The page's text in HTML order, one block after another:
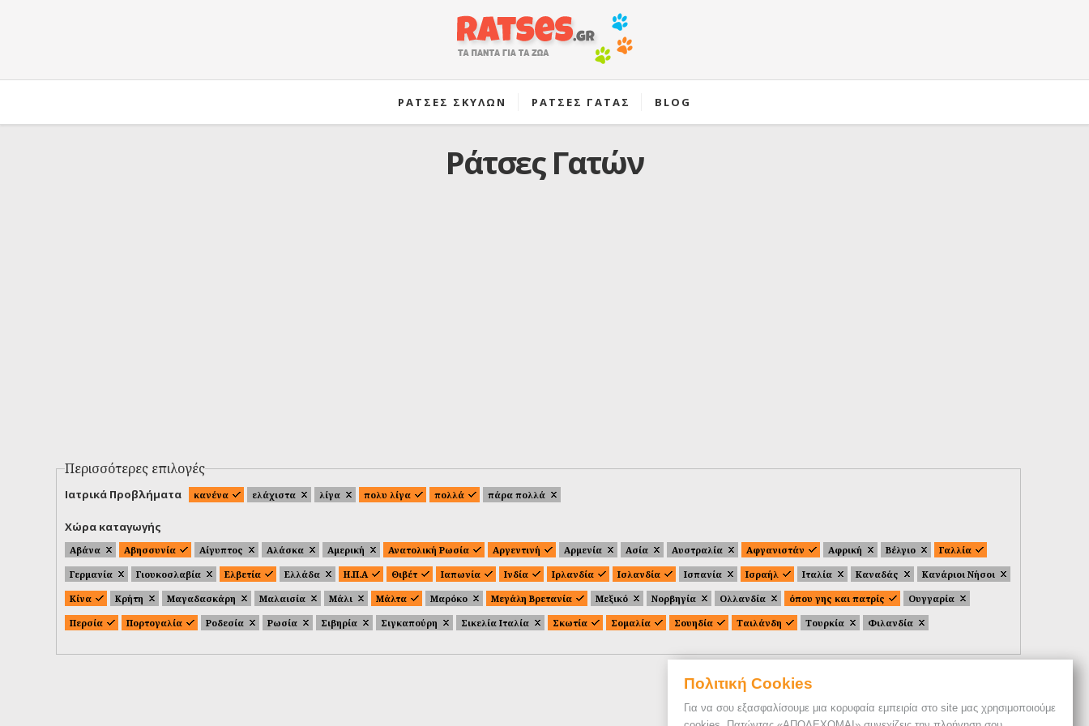
Πολιτική Cookies
Για να σου εξασφαλίσουμε μια κορυφαία εμπειρία στο site μας χρησιμοποιούμε
ΡΑΤΣΕΣ ΣΚΥΛΩΝ ΡΑΤΣΕΣ ΓΑΤΑΣ BLOG
Ράτσες Γατών
Περισσότερες επιλογές
Ιατρικά Προβλήματα κανένα ελάχιστα λίγα πολυ λίγα πολλά πάρα πολλά
Χώρα καταγωγής
Αβάνα Αβησσυνία Αίγυπτος Αλάσκα Αμερική Ανατολική Ρωσία Αργεντινή Αρμενία Ασία Αυστραλία Αφγανιστάν Αφρική Βέλγιο
Γαλλία
Γερμανία
Γιουκοσλαβία Ελβετία Ελλάδα Η.Π.Α Θιβέτ Ιαπωνία Ινδία Ιρλανδία Ισλανδία Ισπανία Ισραήλ Ιταλία Καναδάς
Κανάριοι Νήσοι
Κίνα
Κρήτη Μαγαδασκάρη Μαλαισία Μάλι Μάλτα Μαρόκο Μεγάλη Βρετανία Μεξικό Νορβηγία Ολλανδία όπου γης και πατρίς
Ουγγαρία
Περσία
Πορτογαλία Ροδεσία Ρωσία Σιβηρία Σιγκαπούρη Σικελία Ιταλία Σκωτία Σομαλία Σουηδία Ταιλάνδη Τουρκία Φιλανδία